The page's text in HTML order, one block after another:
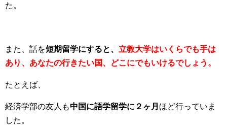
た。
また、話を短期留学にすると、 立教大学はいくらでも手は
あり、あなたの行きたい国、どこにでもいけるでしょう。
たとえば、
経済学部の友人も中国に語学留学に２ヶ月 ほど行っていま
した。